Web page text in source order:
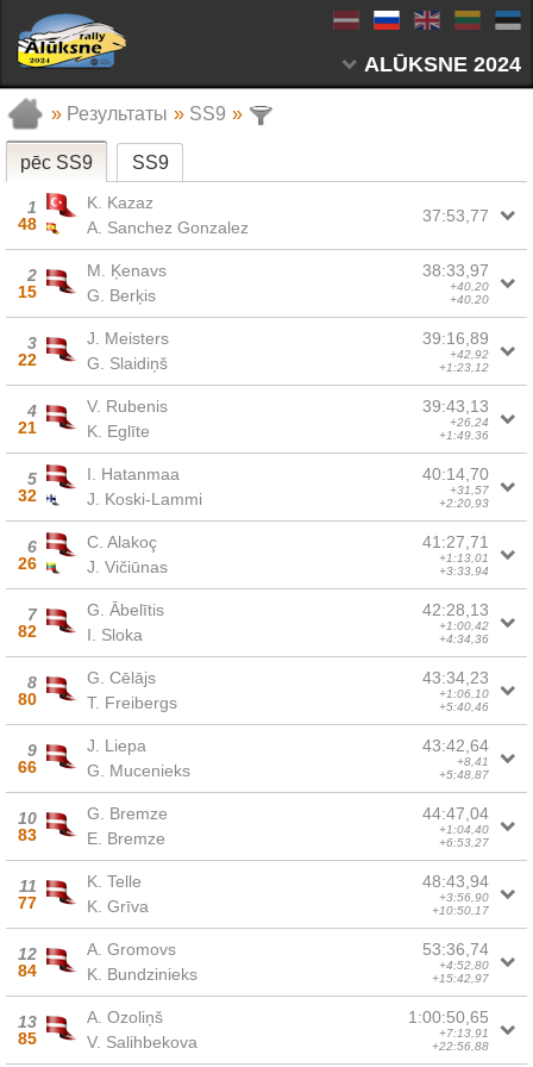
ALŪKSNE 2024
» Результаты » SS9 »
pēc SS9 SS9
1
48
K. Kazaz
A. Sanchez Gonzalez
37:53,77
2
15
M. Ķenavs
G. Berķis
38:33,97
+40,20
+40,20
3
22
J. Meisters
G. Slaidiņš
39:16,89
+42,92
+1:23,12
4
21
V. Rubenis
K. Eglīte
39:43,13
+26,24
+1:49,36
5
32
I. Hatanmaa
J. Koski-Lammi
40:14,70
+31,57
+2:20,93
6
26
C. Alakoç
J. Vičiūnas
41:27,71
+1:13,01
+3:33,94
7
82
G. Ābelītis
I. Sloka
42:28,13
+1:00,42
+4:34,36
8
80
G. Cēlājs
T. Freibergs
43:34,23
+1:06,10
+5:40,46
9
66
J. Liepa
G. Mucenieks
43:42,64
+8,41
+5:48,87
10
83
G. Bremze
E. Bremze
44:47,04
+1:04,40
+6:53,27
11
77
K. Telle
K. Grīva
48:43,94
+3:56,90
+10:50,17
12
84
A. Gromovs
K. Bundzinieks
53:36,74
+4:52,80
+15:42,97
13
85
A. Ozoliņš
V. Salihbekova
1:00:50,65
+7:13,91
+22:56,88